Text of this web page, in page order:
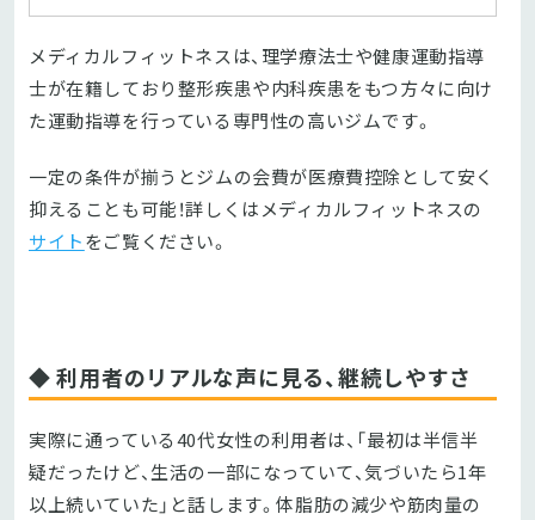
患の方に対して、コメディカルスタッフが
マンツーマンで対応します。
メディカルフィットネスは、理学療法士や健康運動指導
士が在籍しており整形疾患や内科疾患をもつ方々に向け
た運動指導を行っている専門性の高いジムです。
一定の条件が揃うとジムの会費が医療費控除として安く
抑えることも可能！詳しくはメディカルフィットネスの
サイトをご覧ください。
◆ 利用者のリアルな声に見る、継続しやすさ
実際に通っている40代女性の利用者は、「最初は半信半
疑だったけど、生活の一部になっていて、気づいたら1年
以上続いていた」と話します。体脂肪の減少や筋肉量の